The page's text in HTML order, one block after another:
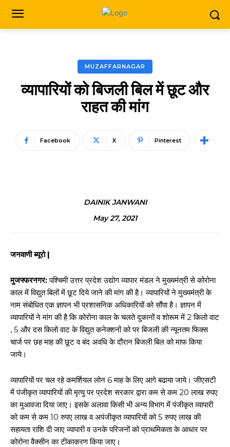
MUZAFFARNAGAR
व्यापारियों को बिजली बिल में छूट और
राहत की मांग
Facebook X Pinterest
DAINIK JANWANI
May 27, 2021
जनवाणी ब्यूरो |
मुजफ्फरनगर:पश्चिमी उत्तर प्रदेश उद्योग व्यापार मंडल ने मुख्यमंत्री से कोरोना
काल में विद्युत बिलों में छूट दिये जाने की मांग की है। व्यापारियों ने मुख्यमंत्री के
नाम संबोधित एक ज्ञापन भी प्रशासनिक अधिकारियों को सौंपा है। ज्ञापन में
व्यापारियों ने मांग की है कि कोरोना काल के चलते दुकानों व शोरूम में 2 किलो वाट
, 5 और दस किलो वाट के विद्युत कनेक्शनों को पर बिजली की न्यूनतम फिक्स
चार्ज पर छह माह की छूट व बंद अवधि के दौरान बिजली बिल को माफ किया
जाये।
व्यापारियों पर चल रहे कमर्शियल लोन 6 माह के लिए आगे बढाया जाये। जीएसटी
में पंजीकृत व्यापारियों की मृत्यु पर प्रदेश सरकार द्वारा कम से कम 20 लाख रुपए
का मुआवजा दिया जाए। इसके अलावा किसी भी अन्य विभाग में पंजीकृत व्यापारी
को कम से कम 10 रुपए लाख व अपंजीकृत व्यापारियों को 5 रुपए लाख की
सहायता राशि दी जाए व्यापारी व उनके परिजनों को प्राथमिकता के आधार पर
कोरोना वैक्सीन का टीकाकरण किया जाए।